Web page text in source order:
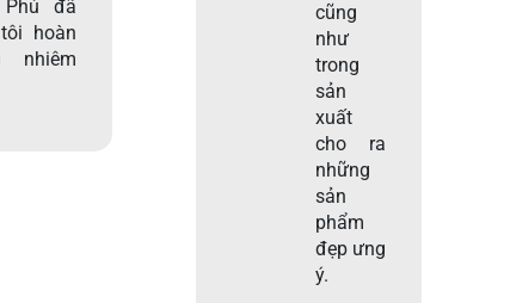
Phú đã
hoàn
nhiêm
cũng
như
trong
sản
xuất
cho ra
những
sản
phẩm
đẹp ưng
ý.